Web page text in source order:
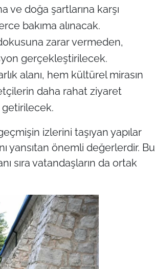
ve doğa şartlarına karşı
bakıma alınacak.
zarar vermeden,
gerçekleştirilecek.
alanı, hem kültürel mirasın
daha rahat ziyaret
izlerini taşıyan yapılar
yansıtan önemli değerlerdir. Bu
sıra vatandaşların da ortak